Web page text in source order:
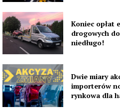
Koniec opłat
drogowych
niedługo!
Dwie miary
importerów
rynkowa dla